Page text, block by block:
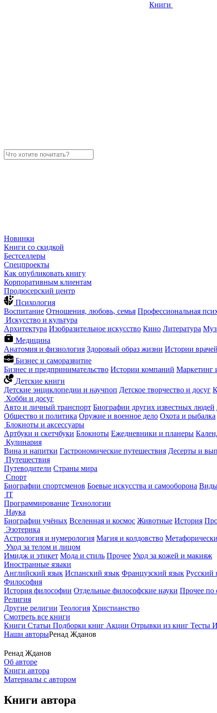
Книги
Новинки
Книги со скидкой
Бестселлеры
Спецпроекты
Как опубликовать книгу
Корпоративным клиентам
Продюсерский центр
Психология
Воспитание Отношения, любовь, семья Профессиональная
Искусство и культура
Архитектура Изобразительное искусство Кино Литература
Медицина
Анатомия и физиология Здоровый образ жизни Истории
Бизнес и саморазвитие
Бизнес и предпринимательство Истории компаний Маркетинг
Детские книги
Детские энциклопедии и научпоп Детское творчество и досуг
Хобби и досуг
Авто и личный транспорт Биографии других известных людей
Общество и политика Оружие и военное дело Охота и рыбалка
Блокноты и аксессуары
Артбуки и скетчбуки Блокноты Ежедневники и планеры
Кулинария
Вина и напитки Гастрономические путешествия Десерты и
Путешествия
Путеводители Страны мира
Спорт
Биографии спортсменов Боевые искусства и самооборона
IT
Программирование Технологии
Наука
Биографии учёных Вселенная и космос Животные История
Эзотерика
Астрология и нумерология Магия и колдовство
Уход за телом и лицом
Имидж и этикет Мода и стиль Прочее Уход за кожей и макияж
Иностранные языки
Английский язык Испанский язык Французский язык Русский
Философия
История философии Отдельные философские науки Прочее по
Религия
Другие религии Теология Христианство
Смотреть все книги
Книги Статьи Подборки книг Акции Отрывки из книг Тесты
Наши авторыРенад Жданов
Ренад Жданов
Об авторе
Книги автора
Материалы с автором
Книги автора